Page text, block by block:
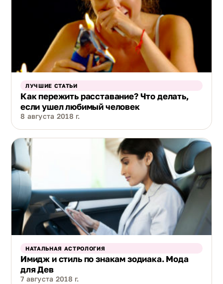
ЛУЧШИЕ СТАТЬИ
Как пережить расставание? Что делать,
если ушел любимый человек
8 августа 2018 г.
НАТАЛЬНАЯ АСТРОЛОГИЯ
Имидж и стиль по знакам зодиака. Мода
для Дев
7 августа 2018 г.